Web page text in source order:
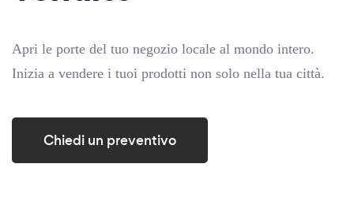
Apri le porte del tuo negozio locale al mondo intero.
Inizia a vendere i tuoi prodotti non solo nella tua città.
Chiedi un preventivo